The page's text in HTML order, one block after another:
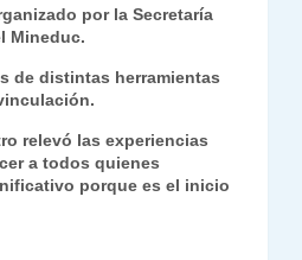
por la Secretaría
Mineduc.
de distintas herramientas
relevó las experiencias
a todos quienes
porque es el inicio